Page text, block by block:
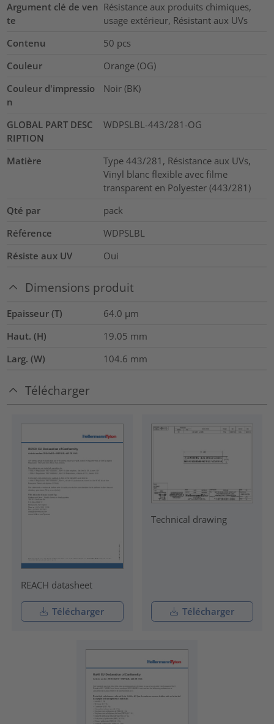
Argument clé de ven
te
Résistance aux produits chimiques,
usage extérieur, Résistant aux UVs
Contenu
50 pcs
Couleur
Orange (OG)
Couleur d'impressio
n
Noir (BK)
GLOBAL PART DESC
RIPTION
WDPSLBL-443/281-OG
Matière
Type 443/281, Résistance aux UVs,
Vinyl blanc flexible avec filme
transparent en Polyester (443/281)
Qté par
pack
Référence
WDPSLBL
Résiste aux UV
Oui
Dimensions produit
Epaisseur (T) 64.0 µm
Haut. (H)
19.05 mm
Larg. (W)
104.6 mm
Télécharger
REACH datasheet
Télécharger
Technical drawing
Télécharger